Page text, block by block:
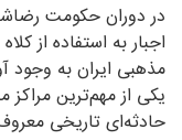
در دوران حکومت
اجبار به استفاده از
مذهبی ایران به وجود
یکی از مهم‌ترین
حادثه‌ای تاریخی